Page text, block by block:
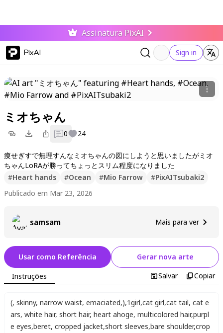
Assinatura PixAI
PixAI Sign in
ミオちゃん
0 24
痩せぎすで無理すんなミオちゃんの図にしようと思いましたがミオ
ちゃんLoRAが勝ってちょっとスリム程度になりました
#Heart hands #Ocean #Mio Farrow #PixAITsubaki2
Publicado em Mar 23, 2026
samsam Mais para ver
Usar como Referência Gerar nova arte
Instruções Salvar Copiar
(, skinny, narrow waist, emaciated,),1girl,cat girl,cat tail, cat e
ars, white hair, short hair, heart ahoge, multicolored hair,purpl
e eyes,beret, cropped jacket,short sleeves,bare shoulder,crop